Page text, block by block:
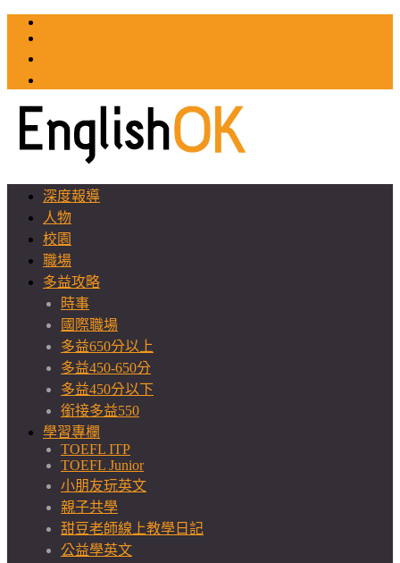
深度報導
人物
校園
職場
多益攻略
時事
國際職場
多益650分以上
多益450-650分
多益450分以下
銜接多益550
學習專欄
TOEFL ITP
TOEFL Junior
小朋友玩英文
親子共學
甜豆老師線上教學日記
公益學英文